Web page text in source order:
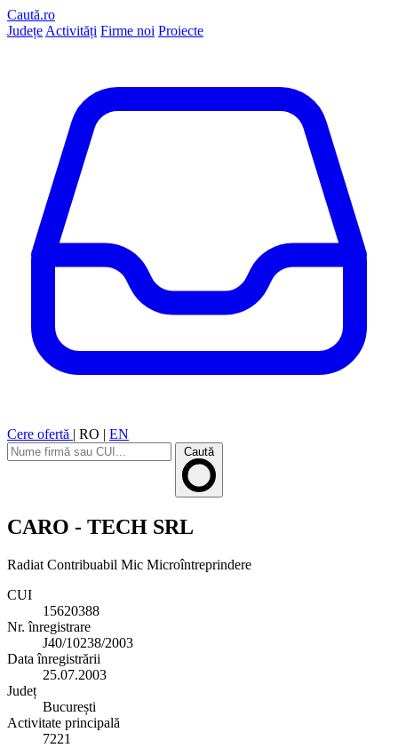
Caută.ro
Județe Activități Firme noi Proiecte
Cere ofertă | RO | EN
Caută
CARO - TECH SRL
Radiat Contribuabil Mic Microîntreprindere
CUI
15620388
Nr. înregistrare
J40/10238/2003
Data înregistrării
25.07.2003
Județ
București
Activitate principală
7221